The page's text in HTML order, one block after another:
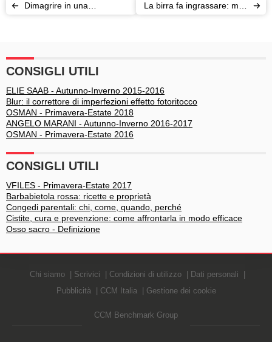
Dimagrire in una
La birra fa ingrassare: mito
CONSIGLI UTILI
ELIE SAAB - Autunno-Inverno 2015-2016
Blur: il correttore di imperfezioni effetto fotoritocco
OSMAN - Primavera-Estate 2018
ANGELO MARANI - Autunno-Inverno 2016-2017
OSMAN - Primavera-Estate 2016
CONSIGLI UTILI
VFILES - Primavera-Estate 2017
Barbabietola rossa: ricette e proprietà
Congedi parentali: chi, come, quando, perché
Cistite, cura e prevenzione: come affrontarla in modo efficace
Osso sacro - Definizione
Chi siamo Scrivici Condizioni di utilizzo
Dati personali
Pubblicità
CCM Italia Gestione dei cookie
CCM Benchmark Group